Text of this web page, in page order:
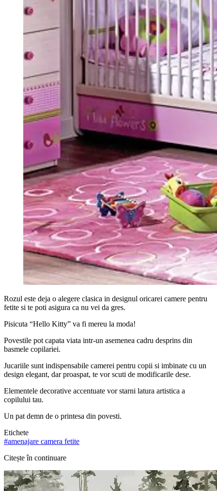
Rozul este deja o alegere clasica in designul oricarei camere pentru
fetite si te poti asigura ca nu vei da gres.
Pisicuta “Hello Kitty” va fi mereu la moda!
Povestile pot capata viata intr-un asemenea cadru desprins din
basmele copilariei.
Jucariile sunt indispensabile camerei pentru copii si imbinate cu un
design elegant, dar proaspat, te vor scuti de modificarile dese.
Elementele decorative accentuate vor starni latura artistica a
copilului tau.
Un pat demn de o printesa din povesti.
Etichete
#amenajare camera fetite
Citește în continuare